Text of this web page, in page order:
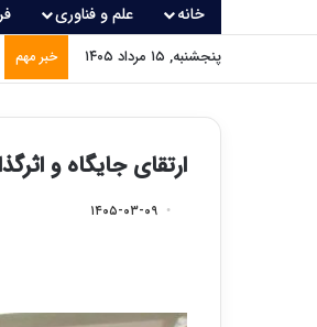
خانه علم و فناوری
پنجشنبه, ۱۵ مرداد ۱۴۰۵ خبر مهم
ارتقای جایگاه و
۱۴۰۵-۰۳-۰۹